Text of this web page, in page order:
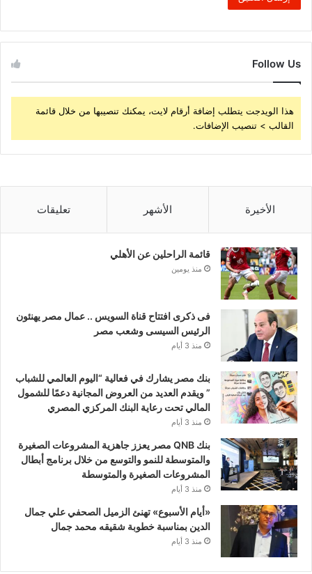
Follow Us
هذا الويدجت يتطلب إضافة أرقام لايت، يمكنك تنصيبها من خلال قائمة
القالب > تنصيب الإضافات.
الأخيرة الأشهر تعليقات
قائمة الراحلين عن الأهلي
منذ يومين
فى ذكرى افتتاح قناة السويس .. عمال مصر يهنئون
الرئيس السيسى وشعب مصر
منذ 3 أيام
بنك مصر يشارك في فعالية “اليوم العالمي للشباب
” ويقدم العديد من العروض المجانية دعمًا للشمول
المالي تحت رعاية البنك المركزي المصري
منذ 3 أيام
بنك QNB مصر يعزز جاهزية المشروعات الصغيرة
والمتوسطة للنمو والتوسع من خلال برنامج أبطال
المشروعات الصغيرة والمتوسطة
منذ 3 أيام
«أيام الأسبوع» تهنئ الزميل الصحفي علي جمال
الدين بمناسبة خطوبة شقيقه محمد جمال
منذ 3 أيام